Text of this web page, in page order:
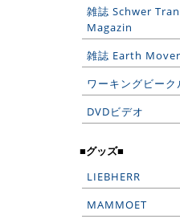
雑誌 Schwer
Magazin
雑誌 Earth
ワーキングビーク
DVDビデオ
■グッズ■
LIEBHERR
MAMMOET